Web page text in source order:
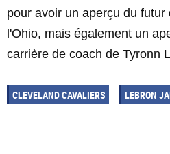
pour avoir un aperçu du
l'Ohio, mais également un
carrière de coach de Tyronn
CLEVELAND CAVALIERS LEBRON